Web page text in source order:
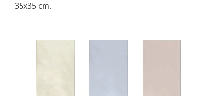
35x35 cm.